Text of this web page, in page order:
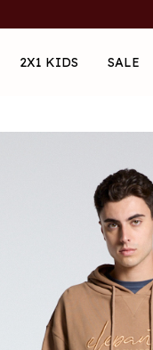
2X1 KIDS SALE